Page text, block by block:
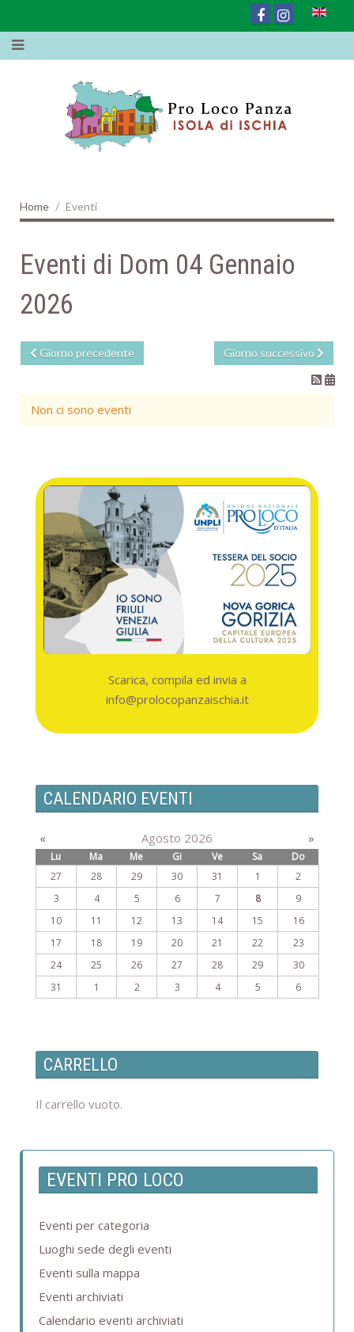
Home Eventi
Eventi di Dom 04 Gennaio
2026
Giorno precedente Giorno successivo
Non ci sono eventi
Scarica, compila ed invia a
info@prolocopanzaischia.it
CALENDARIO EVENTI
« Agosto 2026 »
Lu Ma Me Gi Ve Sa
Do
27
28 29 30 31 1
2
3
4 5 6 7 8
9
10
11 12 13 14 15
16
17
18 19 20 21 22
23
24
25 26 27 28 29
30
31
1 2 3 4 5 6
CARRELLO
Il carrello vuoto.
EVENTI PRO LOCO
Eventi per categoria
Luoghi sede degli eventi
Eventi sulla mappa
Eventi archiviati
Calendario eventi archiviati